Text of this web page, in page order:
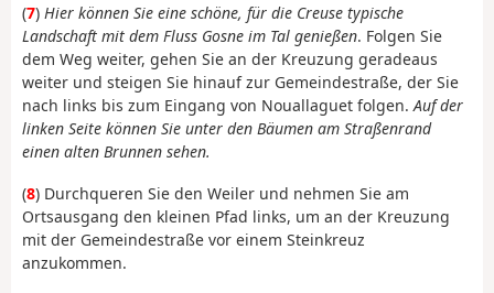
(7) Hier können Sie eine schöne, für die Creuse typische
Landschaft mit dem Fluss Gosne im Tal genießen. Folgen Sie
dem Weg weiter, gehen Sie an der Kreuzung geradeaus
weiter und steigen Sie hinauf zur Gemeindestraße, der Sie
nach links bis zum Eingang von Nouallaguet folgen.Auf der
linken Seite können Sie unter den Bäumen am Straßenrand
einen alten Brunnen sehen.
(8) Durchqueren Sie den Weiler und nehmen Sie am
Ortsausgang den kleinen Pfad links, um an der Kreuzung
mit der Gemeindestraße vor einem Steinkreuz
anzukommen.